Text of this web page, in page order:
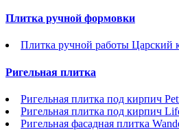
Плитка ручной формовки
Плитка ручной работы Царский
Ригельная плитка
Ригельная плитка под кирпич
Ригельная плитка под кирпич
Ригельная фасадная плитка